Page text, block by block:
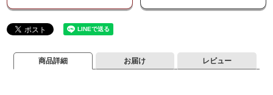
商品詳細 お届け レビュー